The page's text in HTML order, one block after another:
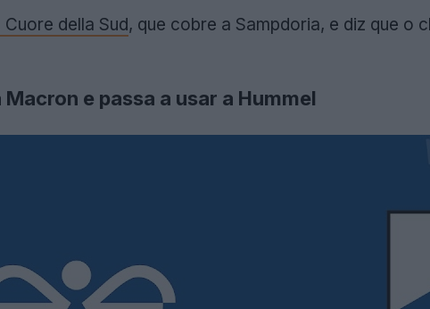
Cuore della Sud, que cobre a Sampdoria, e diz que o
e passa a usar a Hummel